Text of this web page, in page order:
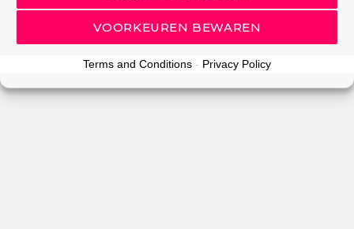
VOORKEUREN BEWAREN
Cookiebeleid
Terms and Conditions - Privacy Policy